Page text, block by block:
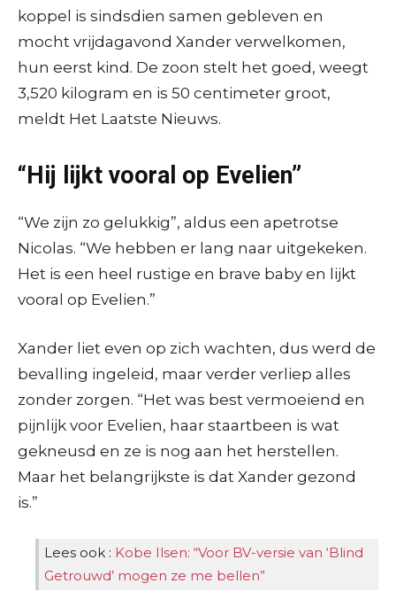
koppel is sindsdien samen gebleven en
mocht vrijdagavond Xander verwelkomen,
hun eerst kind. De zoon stelt het goed, weegt
3,520 kilogram en is 50 centimeter groot,
meldt Het Laatste Nieuws.
“Hij lijkt vooral op Evelien”
“We zijn zo gelukkig”, aldus een apetrotse
Nicolas. “We hebben er lang naar uitgekeken.
Het is een heel rustige en brave baby en lijkt
vooral op Evelien.”
Xander liet even op zich wachten, dus werd de
bevalling ingeleid, maar verder verliep alles
zonder zorgen. “Het was best vermoeiend en
pijnlijk voor Evelien, haar staartbeen is wat
gekneusd en ze is nog aan het herstellen.
Maar het belangrijkste is dat Xander gezond
is.”
Lees ook : Kobe Ilsen: “Voor BV-versie van ‘Blind
Getrouwd’ mogen ze me bellen”